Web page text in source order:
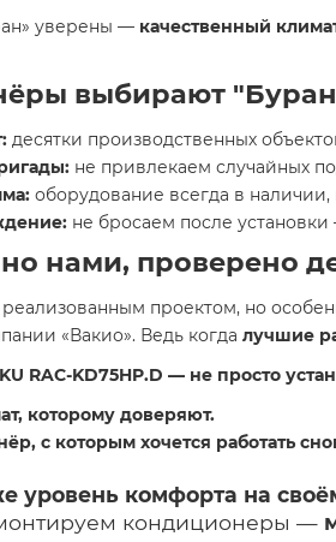
уверены — качественный
выбирают
десятки производственных
не привлекаем случайных
оборудование всегда в
не бросаем после
нами, проверено
проектом, но
«Вакио». Ведь когда лучшие
RAC-KD75HP.D — не просто
которому доверяют.
с которым хочется работать
уровень комфорта на
кондиционеры —